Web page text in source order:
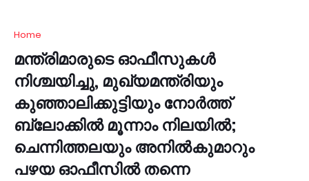
Home
മന്ത്രിമാരുടെ ഓഫീസുകൾ
നിശ്ചയിച്ചു, മുഖ്യമന്ത്രിയും
കുഞ്ഞാലിക്കുട്ടിയും നോർത്ത്
ബ്ലോക്കിൽ മൂന്നാം നിലയിൽ;
ചെന്നിത്തലയും അനിൽകുമാറും
പഴയ ഓഫീസിൽ തന്നെ